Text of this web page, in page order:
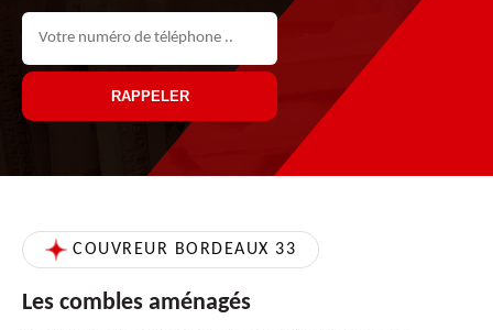
COUVREUR BORDEAUX 33
Les combles aménagés